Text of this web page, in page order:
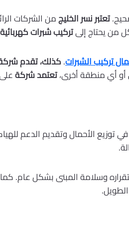
تعتبر نسر الخليجمن الشركات
من يحتاج إلىتركيب شبرات
تركيب الشبرات.كذلك، تقدم
أو أي منطقة أخرى،تعتمد شركة
توزيع الأحمال وتقديم الدعم
وسلامة المبنى بشكل عام.